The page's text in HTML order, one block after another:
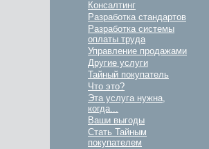
Консалтинг
Разработка стандартов
Разработка системы
оплаты труда
Управление продажами
Другие услуги
Тайный покупатель
Что это?
Эта услуга нужна,
когда...
Ваши выгоды
Стать Тайным
покупателем